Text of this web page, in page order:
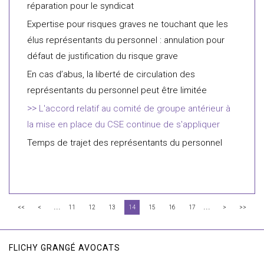
réparation pour le syndicat
Expertise pour risques graves ne touchant que les
élus représentants du personnel : annulation pour
défaut de justification du risque grave
En cas d’abus, la liberté de circulation des
représentants du personnel peut être limitée
L'accord relatif au comité de groupe antérieur à
la mise en place du CSE continue de s'appliquer
Temps de trajet des représentants du personnel
<< < ... 11 12 13 14 15 16 17 ... > >>
FLICHY GRANGÉ AVOCATS